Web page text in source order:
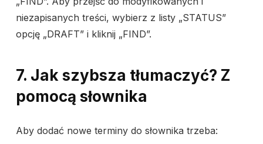
niezapisanych treści, wybierz z listy „STATUS”
opcję „DRAFT” i kliknij „FIND”.
7. Jak szybsza tłumaczyć? Z
pomocą słownika
Aby dodać nowe terminy do słownika trzeba: